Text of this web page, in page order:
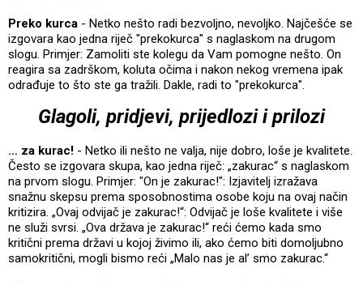
Preko kurca - Netko nešto radi bezvoljno, nevoljko. Najčešće se
izgovara kao jedna riječ "prekokurca" s naglaskom na drugom
slogu. Primjer: Zamoliti ste kolegu da Vam pomogne nešto. On
reagira sa zadrškom, koluta očima i nakon nekog vremena ipak
odrađuje to što ste ga tražili. Dakle, radi to "prekokurca".
Glagoli, pridjevi, prijedlozi i prilozi
… za kurac! - Netko ili nešto ne valja, nije dobro, loše je kvalitete.
Često se izgovara skupa, kao jedna riječ: „zakurac“ s naglaskom
na prvom slogu. Primjer: "On je zakurac!": Izjavitelj izražava
snažnu skepsu prema sposobnostima osobe koju na ovaj način
kritizira. „Ovaj odvijač je zakurac!“: Odvijač je loše kvalitete i više
ne služi svrsi. „Ova država je zakurac!“ reći ćemo kada smo
kritični prema državi u kojoj živimo ili, ako ćemo biti domoljubno
samokritični, mogli bismo reći „Malo nas je al’ smo zakurac.“